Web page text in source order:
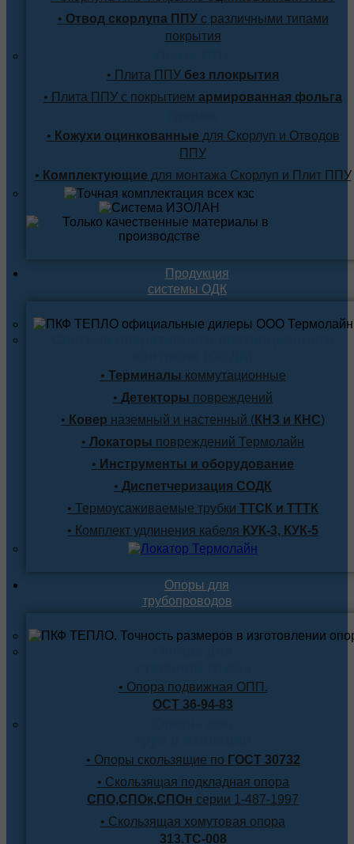
• Отвод скорлупа ППУс различными типами
покрытия
• Плита ППУ без плокрытия
• Плита ППУ с покрытием армированная фольга
• Кожухи оцинкованные для Скорлуп и Отводов
ППУ
• Комплектующие для монтажа Скорлуп и Плит ППУ
Продукция
системы ОДК
• Терминалы коммутационные
• Детекторы повреждений
• Ковер наземный и настенный (КНЗ и КНС)
• Локаторы повреждений Термолайн
• Инструменты и оборудование
• Диспетчеризация СОДК
• Термоусаживаемые трубки ТТСК и ТТТК
• Комплект удлинения кабеля КУК-3, КУК-5
Опоры для
трубопроводов
• Опора подвижная ОПП.
ОСТ 36-94-83
• Опоры скользящие по ГОСТ 30732
• Скользящая подкладная опора
СПО,СПОк,СПОн серии 1-487-1997
• Скользящая хомутовая опора
313.ТС-008